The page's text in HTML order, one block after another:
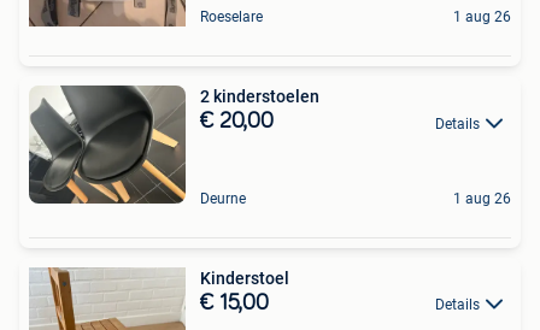
Roeselare 1 aug 26
2 kinderstoelen
€ 20,00 Details
Deurne 1 aug 26
Kinderstoel
€ 15,00 Details